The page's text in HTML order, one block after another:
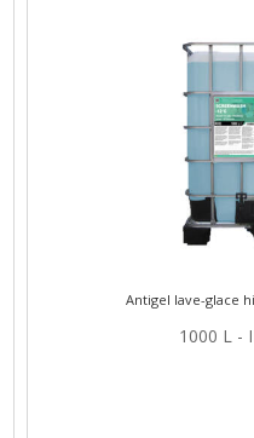
Antigel lave-glace
1000 L -